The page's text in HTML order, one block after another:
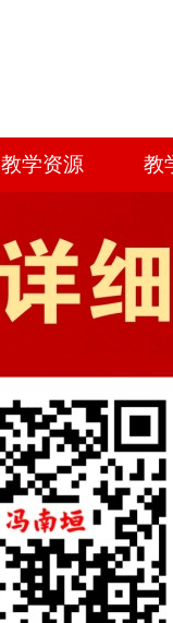
教学资源 教